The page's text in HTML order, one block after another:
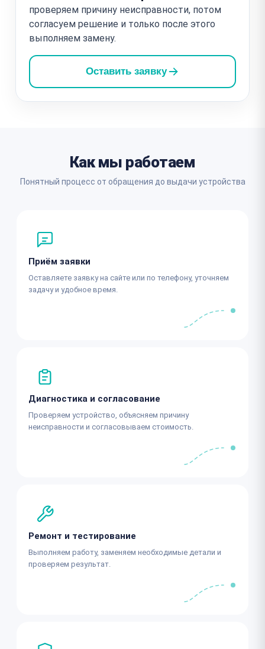
проверяем причину неисправности, потом
согласуем решение и только после этого
выполняем замену.
Оставить заявку
Как мы работаем
Понятный процесс от обращения до выдачи устройства
Приём заявки
Оставляете заявку на сайте или по телефону, уточняем
задачу и удобное время.
Диагностика и согласование
Проверяем устройство, объясняем причину
неисправности и согласовываем стоимость.
Ремонт и тестирование
Выполняем работу, заменяем необходимые детали и
проверяем результат.